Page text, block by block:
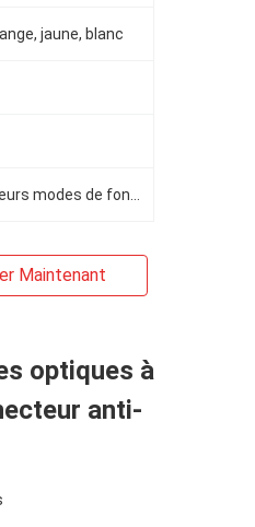
jaune, blanc
Maintenant
optiques à
anti-